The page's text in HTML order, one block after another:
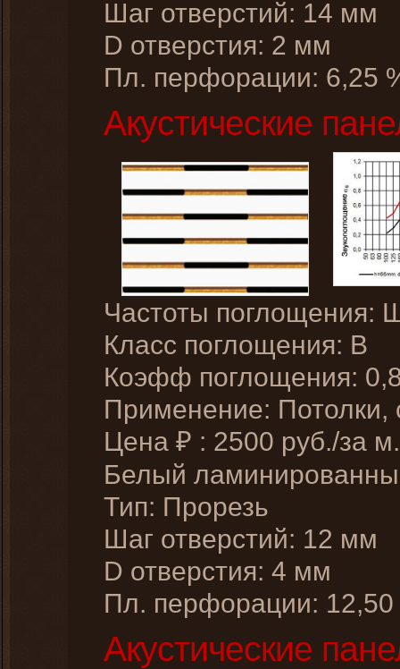
Шаг отверстий: 14 мм
D отверстия: 2 мм
Пл. перфорации: 6,25
Акустические
Частоты поглощения:
Класс поглощения: B
Коэфф поглощения:
Применение: Потолки,
Цена ₽ : 2500 руб./за
Белый
Тип: Прорезь
Шаг отверстий: 12 мм
D отверстия: 4 мм
Пл. перфорации: 12,50
Акустические